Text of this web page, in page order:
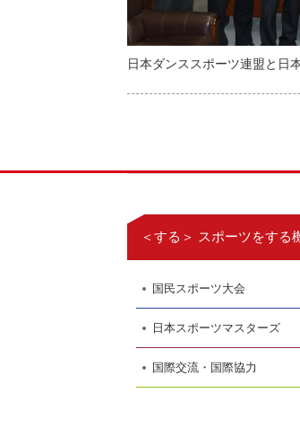
日本ダンススポーツ連盟と日
＜する＞ スポーツをする
国民スポーツ大会
日本スポーツマスターズ
国際交流・国際協力